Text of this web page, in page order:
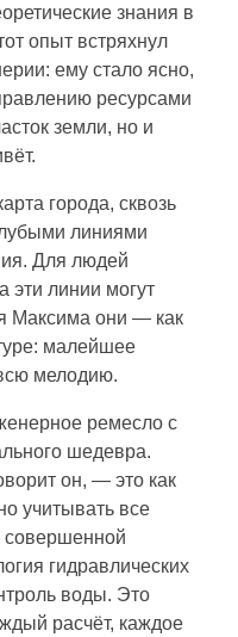
знания в
опыт встряхнул
ему стало ясно,
ресурсами
земли, но и
города, сквозь
линиями
Для людей
эти линии могут
Максима они — как
малейшее
мелодию.
ремесло с
шедевра.
он, — это как
учитывать все
совершенной
гидравлических
воды. Это
расчёт, каждое